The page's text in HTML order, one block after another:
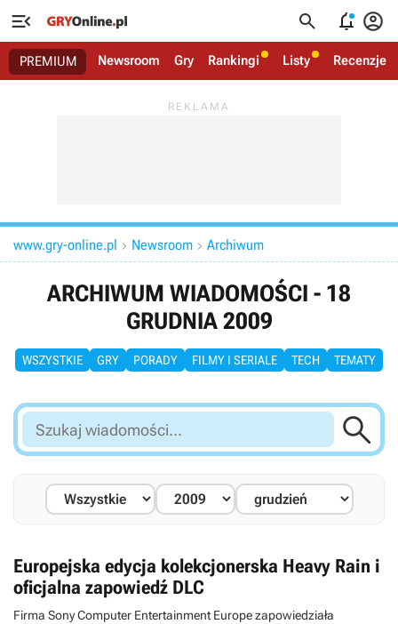
   
PREMIUM Newsroom Gry Rankingi Listy Recenzje
www.gry-online.pl  Newsroom  Archiwum
ARCHIWUM WIADOMOŚCI - 18
GRUDNIA 2009
WSZYSTKIE GRY PORADY FILMY I SERIALE TECH TEMATY
Szukaj
wiadomości...

Europejska edycja kolekcjonerska Heavy Rain i
oficjalna zapowiedź DLC
Firma Sony Computer Entertainment Europe zapowiedziała